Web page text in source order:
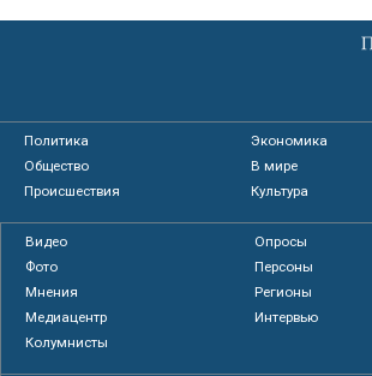
Политика
Экономика
Общество
В мире
Происшествия
Культура
Видео
Опросы
Фото
Персоны
Мнения
Регионы
Медиацентр
Интервью
Колумнисты